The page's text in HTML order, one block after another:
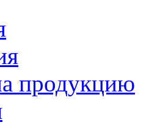
продукцию